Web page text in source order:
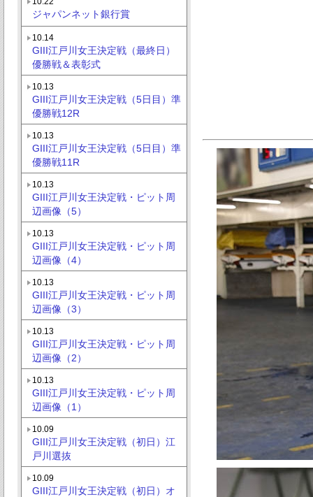
ジャパンネット銀行賞
10.14
GIII江戸川女王決定戦（最終日）
優勝戦＆表彰式
10.13
GIII江戸川女王決定戦（5日目）準
優勝戦12R
10.13
GIII江戸川女王決定戦（5日目）準
優勝戦11R
10.13
GIII江戸川女王決定戦・ピット周
辺画像（5）
10.13
GIII江戸川女王決定戦・ピット周
辺画像（4）
10.13
GIII江戸川女王決定戦・ピット周
辺画像（3）
10.13
GIII江戸川女王決定戦・ピット周
辺画像（2）
10.13
GIII江戸川女王決定戦・ピット周
辺画像（1）
10.09
GIII江戸川女王決定戦（初日）江
戸川選抜
10.09
GIII江戸川女王決定戦（初日）オ